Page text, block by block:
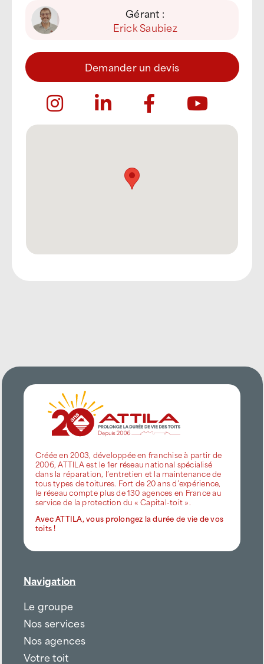
Gérant :
Erick Saubiez
Demander un devis
Créée en 2003, développée en franchise à partir de
2006, ATTILA est le 1er réseau national spécialisé
dans la réparation, l’entretien et la maintenance de
tous types de toitures. Fort de 20 ans d’expérience,
le réseau compte plus de 130 agences en France au
service de la protection du « Capital-toit ».
Avec ATTILA, vous prolongez la durée de vie de vos
toits !
Navigation
Le groupe
Nos services
Nos agences
Votre toit